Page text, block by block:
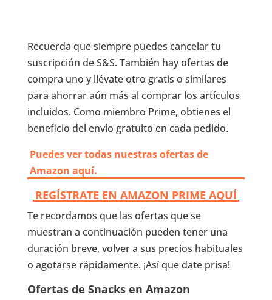
Recuerda que siempre puedes cancelar tu
suscripción de S&S. También hay ofertas de
compra uno y llévate otro gratis o similares
para ahorrar aún más al comprar los artículos
incluidos. Como miembro Prime, obtienes el
beneficio del envío gratuito en cada pedido.
Puedes ver todas nuestras ofertas de
Amazon aquí.
REGÍSTRATE EN AMAZON PRIME AQUÍ
Te recordamos que las ofertas que se
muestran a continuación pueden tener una
duración breve, volver a sus precios habituales
o agotarse rápidamente. ¡Así que date prisa!
Ofertas de Snacks en Amazon